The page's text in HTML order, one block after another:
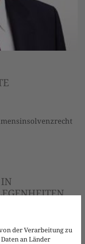
, Vertrags-, Erb- und
der Verarbeitung zu
an Länder